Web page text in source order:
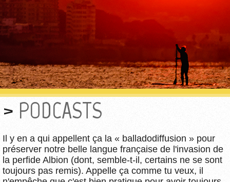
PODCASTS
Il y en a qui appellent ça la « balladodiffusion » pour
préserver notre belle langue française de l'invasion de
la perfide Albion (dont, semble-t-il, certains ne se sont
toujours pas remis). Appelle ça comme tu veux, il